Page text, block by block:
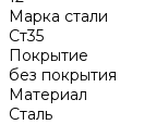
Марка стали
Ст35
Покрытие
без покрытия
Материал
Сталь